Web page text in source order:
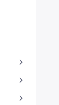
keyboard_arrow_right
keyboard_arrow_right
keyboard_arrow_right